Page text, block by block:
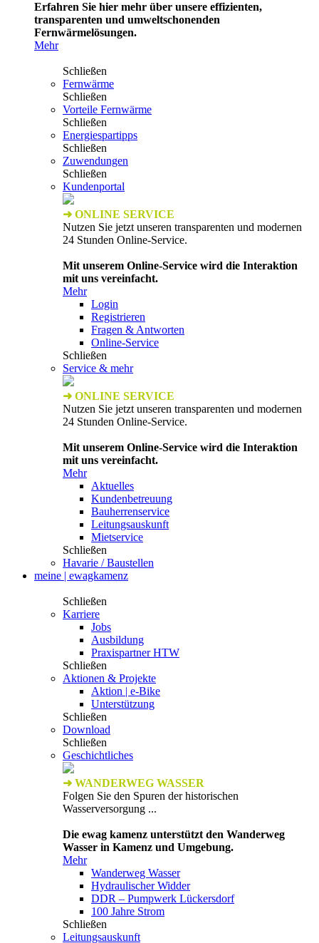
Erfahren Sie hier mehr über unsere effizienten,
transparenten und umweltschonenden
Fernwärmelösungen.
Mehr
Schließen
Fernwärme
Schließen
Vorteile Fernwärme
Schließen
Energiespartipps
Schließen
Zuwendungen
Schließen
Kundenportal
➜ ONLINE SERVICE
Nutzen Sie jetzt unseren transparenten und modernen
24 Stunden Online-Service.
Mit unserem Online-Service wird die Interaktion
mit uns vereinfacht.
Mehr
Login
Registrieren
Fragen & Antworten
Online-Service
Schließen
Service & mehr
➜ ONLINE SERVICE
Nutzen Sie jetzt unseren transparenten und modernen
24 Stunden Online-Service.
Mit unserem Online-Service wird die Interaktion
mit uns vereinfacht.
Mehr
Aktuelles
Kundenbetreuung
Bauherrenservice
Leitungsauskunft
Mietservice
Schließen
Havarie / Baustellen
meine | ewagkamenz
Schließen
Karriere
Jobs
Ausbildung
Praxispartner HTW
Schließen
Aktionen & Projekte
Aktion | e-Bike
Unterstützung
Schließen
Download
Schließen
Geschichtliches
➜ WANDERWEG WASSER
Folgen Sie den Spuren der historischen
Wasserversorgung ...
Die ewag kamenz unterstützt den Wanderweg
Wasser in Kamenz und Umgebung.
Mehr
Wanderweg Wasser
Hydraulischer Widder
DDR – Pumpwerk Lückersdorf
100 Jahre Strom
Schließen
Leitungsauskunft